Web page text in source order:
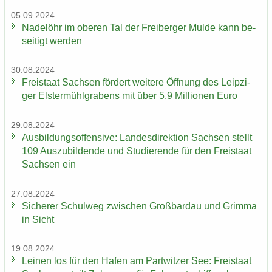
05.09.2024
Na­del­öhr im obe­ren Tal der Frei­ber­ger Mulde kann be­
sei­tigt wer­den
30.08.2024
Frei­staat Sach­sen för­dert wei­te­re Öff­nung des Leip­zi­
ger Els­ter­mühl­gra­bens mit über 5,9 Mil­lio­nen Euro
29.08.2024
Aus­bil­dungs­of­fen­si­ve: Lan­des­di­rek­ti­on Sach­sen stellt
109 Aus­zu­bil­den­de und Stu­die­ren­de für den Frei­staat
Sach­sen ein
27.08.2024
Si­che­rer Schul­weg zwi­schen Groß­bardau und Grim­ma
in Sicht
19.08.2024
Lei­nen los für den Hafen am Part­wit­zer See: Frei­staat